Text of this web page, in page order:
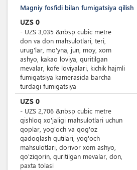
Magniy fosfidi bilan fumigatsiya qilish
UZS 0
- UZS 3,035 &nbsp cubic metre
don va don mahsulotlari, teri,
urug'lar, mo'yna, jun, moy, xom
ashyo, kakao loviya, quritilgan
mevalar, kofe loviyalari, kichik hajmli
fumigatsiya kamerasida barcha
turdagi fumigatsiya
UZS 0
- UZS 2,706 &nbsp cubic metre
qishloq xo'jaligi mahsulotlari uchun
qoplar, yog'och va qog'oz
qadoqlash qutilari, yog'och
mahsulotlari, dorivor xom ashyo,
qo'ziqorin, quritilgan mevalar, don,
paxta tolasi